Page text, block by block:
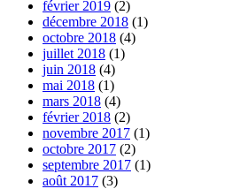
février 2019 (2)
décembre 2018 (1)
octobre 2018 (4)
juillet 2018 (1)
juin 2018 (4)
mai 2018 (1)
mars 2018 (4)
février 2018 (2)
novembre 2017 (1)
octobre 2017 (2)
septembre 2017 (1)
août 2017 (3)